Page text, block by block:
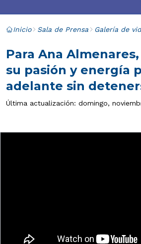
Inicio Sala de Prensa Galería de
Para Ana
su pasión y energía
adelante sin
Última actualización: domingo,